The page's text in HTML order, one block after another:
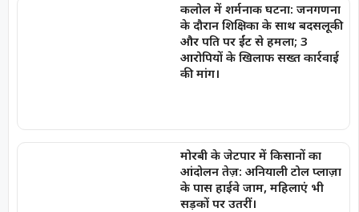
कलोल में शर्मनाक घटना: जनगणना
के दौरान शिक्षिका के साथ बदसलूकी
और पति पर ईंट से हमला; 3
आरोपियों के खिलाफ सख्त कार्रवाई
की मांग।
मोरबी के जेटपार में किसानों का
आंदोलन तेज़: अनियाली टोल प्लाज़ा
के पास हाईवे जाम, महिलाएं भी
सड़कों पर उतरीं।